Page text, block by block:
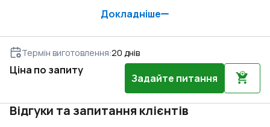
Докладніше
Термін виготовлення:20 днів
Ціна по запиту
Задайте питання
Відгуки та запитання клієнтів